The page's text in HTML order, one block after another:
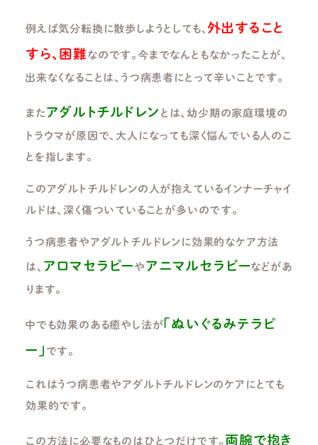
例えば気分転換に散歩しようとしても、 外出すること
すら、困難なのです。今までなんともなかったことが、
出来なくなることは、うつ病患者にとって辛いことです。
またアダルトチルドレン とは、幼少期の家庭環境の
トラウマが原因で、大人になっても深く悩んでいる人のこ
とを指します。
このアダルトチルドレンの人が抱えているインナーチャイ
ルドは、深く傷ついていることが多いのです。
うつ病患者やアダルトチルドレンに効果的なケア方法
は、 アロマセラピーやアニマルセラピーなどがあ
ります。
中でも効果のある癒やし法が 「ぬいぐるみテラピ
ー」 です。
これはうつ病患者やアダルトチルドレンのケアにとても
効果的です。
この方法に必要なものはひとつだけです。 両腕で抱き